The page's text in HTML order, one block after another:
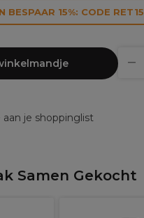
BESPAAR 15%: CODE RET15
je shoppinglist
Samen Gekocht